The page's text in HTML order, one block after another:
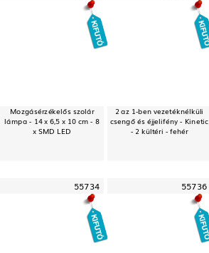
Mozgásérzékelős szolár
lámpa - 14 x 6,5 x 10 cm - 8
x SMD LED
2 az 1-ben vezetéknélküli
csengő és éjjelifény - Kinetic
- 2 kültéri - fehér
55734 55736